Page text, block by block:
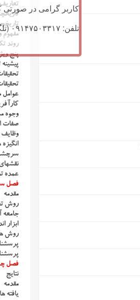
مفهوم
روند
پنج
عوامل
وجوه
صفات
وظایف
عمده
فصل
مقدمه
روش
جامعه
ابزار
روش
فصل
نتایج
مقدمه
یافته ها
کاربر گرامی در صورتی
تلفن: ۰۹۱۴۷۵۰۳۳۱۷ (تلگرام یا تماس)